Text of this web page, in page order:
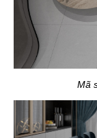
Mã